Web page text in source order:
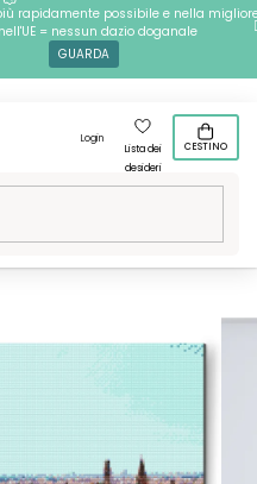
rapidamente possibile e nella
= nessun dazio doganale
GUARDA
Login
Lista dei
desideri
CESTINO
- Vista della città